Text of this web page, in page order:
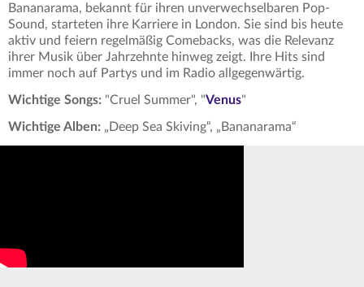
Bananarama, bekannt für ihren unverwechselbaren Pop-
Sound, starteten ihre Karriere in London. Sie sind bis heute
aktiv und feiern regelmäßig Comebacks, was die Relevanz
ihrer Musik über Jahrzehnte hinweg zeigt. Ihre Hits sind
immer noch auf Partys und im Radio allgegenwärtig.
Wichtige Songs: "Cruel Summer", "Venus"
Wichtige Alben: „Deep Sea Skiving“, „Bananarama“